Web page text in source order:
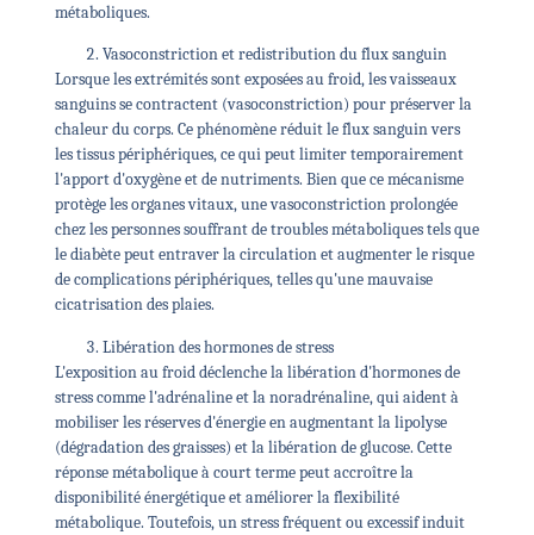
métaboliques.
Vasoconstriction et redistribution du flux sanguin
Lorsque les extrémités sont exposées au froid, les vaisseaux
sanguins se contractent (vasoconstriction) pour préserver la
chaleur du corps. Ce phénomène réduit le flux sanguin vers
les tissus périphériques, ce qui peut limiter temporairement
l'apport d'oxygène et de nutriments. Bien que ce mécanisme
protège les organes vitaux, une vasoconstriction prolongée
chez les personnes souffrant de troubles métaboliques tels que
le diabète peut entraver la circulation et augmenter le risque
de complications périphériques, telles qu'une mauvaise
cicatrisation des plaies.
Libération des hormones de stress
L'exposition au froid déclenche la libération d'hormones de
stress comme l'adrénaline et la noradrénaline, qui aident à
mobiliser les réserves d'énergie en augmentant la lipolyse
(dégradation des graisses) et la libération de glucose. Cette
réponse métabolique à court terme peut accroître la
disponibilité énergétique et améliorer la flexibilité
métabolique. Toutefois, un stress fréquent ou excessif induit